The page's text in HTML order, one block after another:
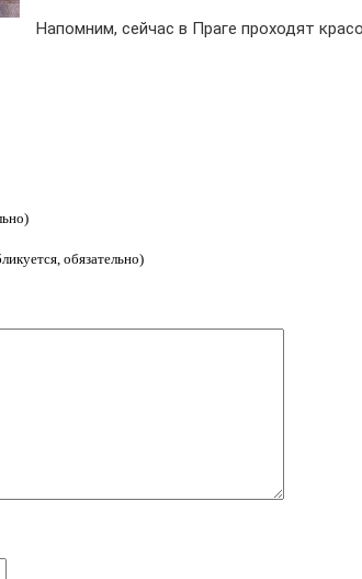
Напомним, сейчас в Праге проходят
обязательно)